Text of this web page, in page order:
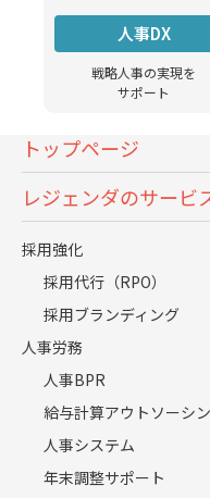
人事DX
戦略人事の実現を
サポート
トップページ
レジェンダのサービ
採用強化
採用代行（RPO）
採用ブランディング
人事労務
人事BPR
給与計算アウトソーシ
人事システム
年末調整サポート
新卒採用のスケジュ
す。
形式上のルールがあ
場では、インターン
ご支援している企業で
を実施し、参加者には
しているケースが多く
年度ごとに見ても、こ
った内々定通知が、
動きへと早まってきま
こうした前倒しの流
ないケースも出てきて
話を聞いていくと、
きていない」「面接
ていない」といった
スが少なくありません。